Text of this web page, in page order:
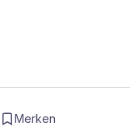
Merken